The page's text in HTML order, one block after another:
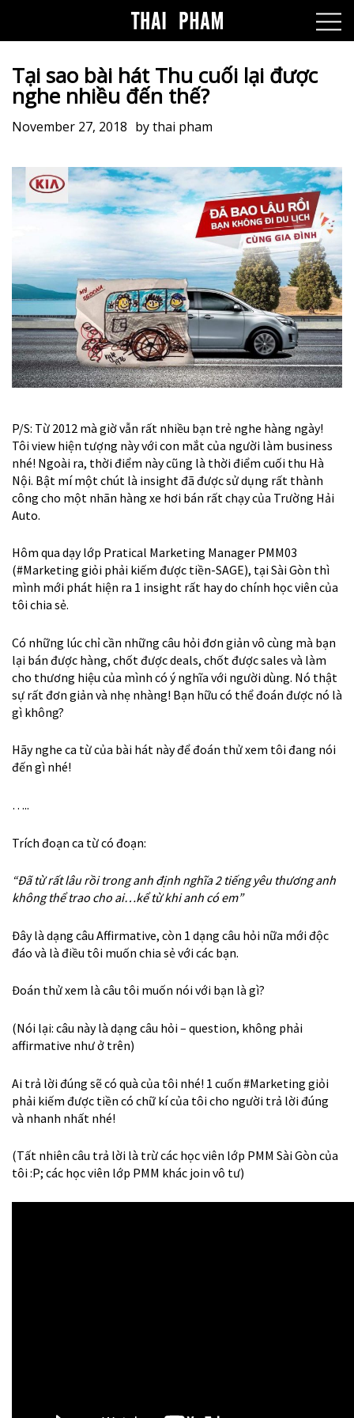
Tại sao bài hát Thu cuối lại được
nghe nhiều đến thế?
November 27, 2018 bythai pham
P/S: Từ 2012 mà giờ vẫn rất nhiều bạn trẻ nghe hàng ngày!
Tôi view hiện tượng này với con mắt của người làm business
nhé! Ngoài ra, thời điểm này cũng là thời điểm cuối thu Hà
Nội. Bật mí một chút là insight đã được sử dụng rất thành
công cho một nhãn hàng xe hơi bán rất chạy của Trường Hải
Auto.
Hôm qua dạy lớp Pratical Marketing Manager PMM03
(#Marketing giỏi phải kiếm được tiền-SAGE), tại Sài Gòn thì
mình mới phát hiện ra 1 insight rất hay do chính học viên của
tôi chia sẻ.
Có những lúc chỉ cần những câu hỏi đơn giản vô cùng mà bạn
lại bán được hàng, chốt được deals, chốt được sales và làm
cho thương hiệu của mình có ý nghĩa với người dùng. Nó thật
sự rất đơn giản và nhẹ nhàng! Bạn hữu có thể đoán được nó là
gì không?
Hãy nghe ca từ của bài hát này để đoán thử xem tôi đang nói
đến gì nhé!
…..
Trích đoạn ca từ có đoạn:
“Đã từ rất lâu rồi trong anh định nghĩa 2 tiếng yêu thương anh
không thể trao cho ai…kể từ khi anh có em”
Đây là dạng câu Affirmative, còn 1 dạng câu hỏi nữa mới độc
đáo và là điều tôi muốn chia sẻ với các bạn.
Đoán thử xem là câu tôi muốn nói với bạn là gì?
(Nói lại: câu này là dạng câu hỏi – question, không phải
affirmative như ở trên)
Ai trả lời đúng sẽ có quà của tôi nhé! 1 cuốn #Marketing giỏi
phải kiếm được tiền có chữ kí của tôi cho người trả lời đúng
và nhanh nhất nhé!
(Tất nhiên câu trả lời là trừ các học viên lớp PMM Sài Gòn của
tôi :P; các học viên lớp PMM khác join vô tư)